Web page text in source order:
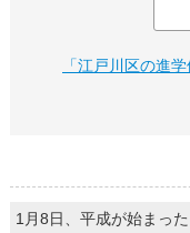
「江戸川区の進
1月8日、平成が始まっ